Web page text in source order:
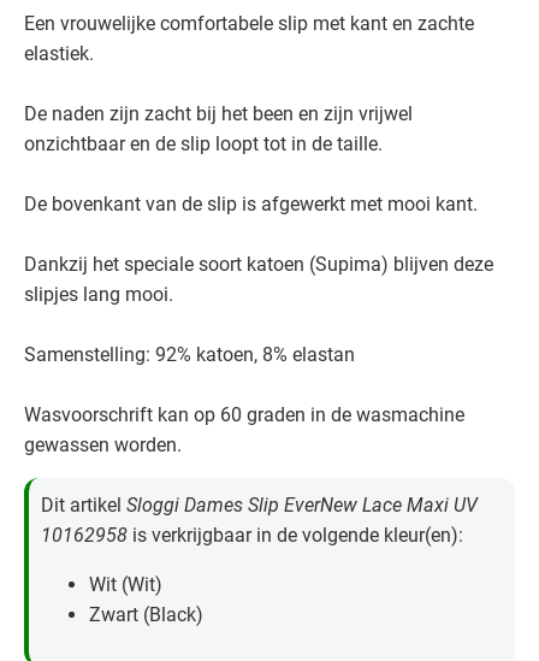
Een vrouwelijke comfortabele slip met kant en zachte
elastiek.
De naden zijn zacht bij het been en zijn vrijwel
onzichtbaar en de slip loopt tot in de taille.
De bovenkant van de slip is afgewerkt met mooi kant.
Dankzij het speciale soort katoen (Supima) blijven deze
slipjes lang mooi.
Samenstelling: 92% katoen, 8% elastan
Wasvoorschrift kan op 60 graden in de wasmachine
gewassen worden.
Dit artikel Sloggi Dames Slip EverNew Lace Maxi UV
10162958 is verkrijgbaar in de volgende kleur(en):
Wit (Wit)
Zwart (Black)